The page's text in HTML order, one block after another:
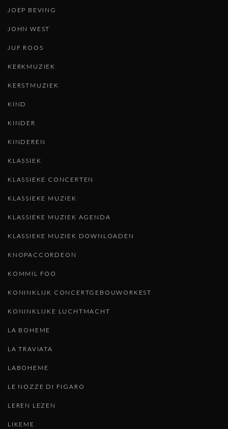
JOEP BEVING
JOHN WEST
JUF ROOS
KERKMUZIEK
KERSTMUZIEK
KIND
KINDER
KINDEREN
KLASSIEK
KLASSIEKE CONCERTEN
KLASSIEKE MUZIEK
KLASSIEKE MUZIEK AGENDA
KLASSIEKE MUZIEK DOWNLOADEN
KNOPACCORDEON
KOMMIL FOO
KONINKLIJK CONCERTGEBOUWORKEST
KONINKLIJKE LUCHTMACHT
LA BOHEME
LA TRAVIATA
LABOHEME
LE NOZZE DI FIGARO
LEREN LEZEN
LIKEME